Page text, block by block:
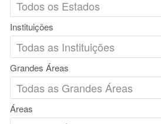
Instituições
Grandes Áreas
Áreas